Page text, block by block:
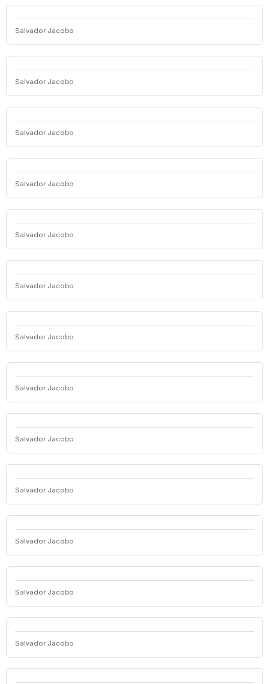
Salvador Jacobo
Salvador Jacobo
Salvador Jacobo
Salvador Jacobo
Salvador Jacobo
Salvador Jacobo
Salvador Jacobo
Salvador Jacobo
Salvador Jacobo
Salvador Jacobo
Salvador Jacobo
Salvador Jacobo
Salvador Jacobo